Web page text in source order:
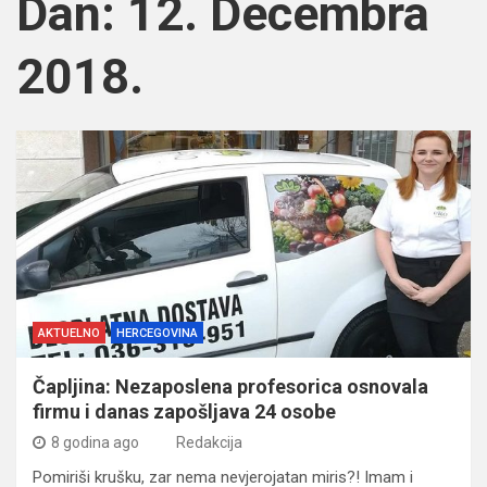
Dan: 12. Decembra
2018.
AKTUELNO HERCEGOVINA
Čapljina: Nezaposlena profesorica osnovala
firmu i danas zapošljava 24 osobe
8 godina ago Redakcija
Pomiriši krušku, zar nema nevjerojatan miris?! Imam i